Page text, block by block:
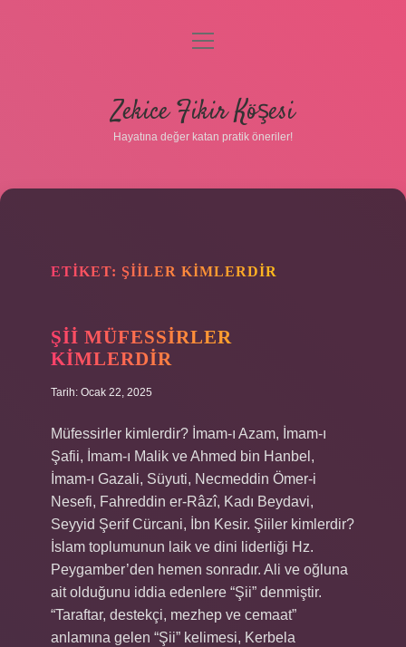
Gizlilik Politikası
Yasal Uyarı
menüyü
Zekice Fikir Köşesi
Hayatına değer katan pratik öneriler!
ETIKET: ŞIILER KIMLERDIR
ŞII MÜFESSIRLER
KIMLERDIR
Tarih: Ocak 22, 2025
Müfessirler kimlerdir? İmam-ı Azam, İmam-ı
Şafii, İmam-ı Malik ve Ahmed bin Hanbel,
İmam-ı Gazali, Süyuti, Necmeddin Ömer-i
Nesefi, Fahreddin er-Râzî, Kadı Beydavi,
Seyyid Şerif Cürcani, İbn Kesir. Şiiler kimlerdir?
İslam toplumunun laik ve dini liderliği Hz.
Peygamber’den hemen sonradır. Ali ve oğluna
ait olduğunu iddia edenlere “Şii” denmiştir.
“Taraftar, destekçi, mezhep ve cemaat”
anlamına gelen “Şii” kelimesi, Kerbela